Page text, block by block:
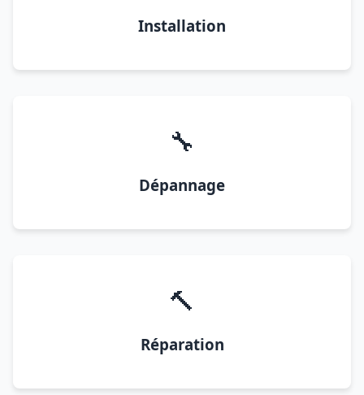
Installation
🔧
Dépannage
🔨
Réparation